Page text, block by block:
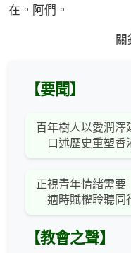
在。阿們。
關
【要聞】
百年樹人以愛潤澤
口述歷史重塑香
正視青年情緒需要
適時賦權聆聽同
【教會之聲】